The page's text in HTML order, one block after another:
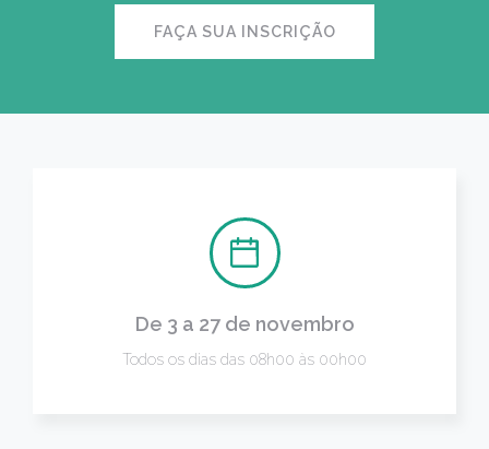
FAÇA SUA INSCRIÇÃO
De 3 a 27 de novembro
Todos os dias das 08h00 às 00h00